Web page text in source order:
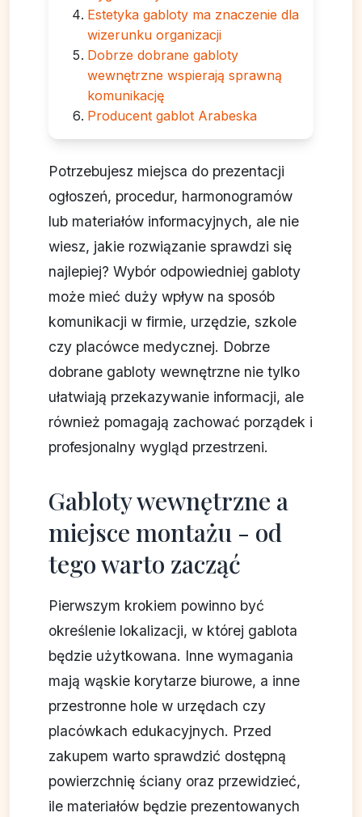
Estetyka gabloty ma znaczenie dla
wizerunku organizacji
Dobrze dobrane gabloty
wewnętrzne wspierają sprawną
komunikację
Producent gablot Arabeska
Potrzebujesz miejsca do prezentacji
ogłoszeń, procedur, harmonogramów
lub materiałów informacyjnych, ale nie
wiesz, jakie rozwiązanie sprawdzi się
najlepiej? Wybór odpowiedniej gabloty
może mieć duży wpływ na sposób
komunikacji w firmie, urzędzie, szkole
czy placówce medycznej. Dobrze
dobrane gabloty wewnętrzne nie tylko
ułatwiają przekazywanie informacji, ale
również pomagają zachować porządek i
profesjonalny wygląd przestrzeni.
Gabloty wewnętrzne a
miejsce montażu - od
tego warto zacząć
Pierwszym krokiem powinno być
określenie lokalizacji, w której gablota
będzie użytkowana. Inne wymagania
mają wąskie korytarze biurowe, a inne
przestronne hole w urzędach czy
placówkach edukacyjnych. Przed
zakupem warto sprawdzić dostępną
powierzchnię ściany oraz przewidzieć,
ile materiałów będzie prezentowanych